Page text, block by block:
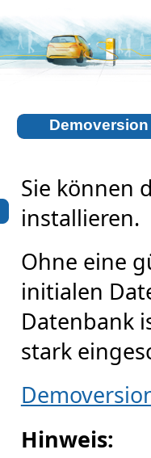
Demoversion
Sie können
installieren.
Ohne eine
initialen
Datenbank
stark
Hinweis: